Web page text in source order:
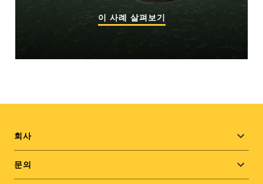
이 사례 살펴보기
Footer
menu
회사
문의